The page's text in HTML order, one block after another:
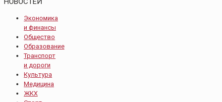
Экономика
и финансы
Общество
Образование
Транспорт
и дороги
Культура
Медицина
ЖКХ